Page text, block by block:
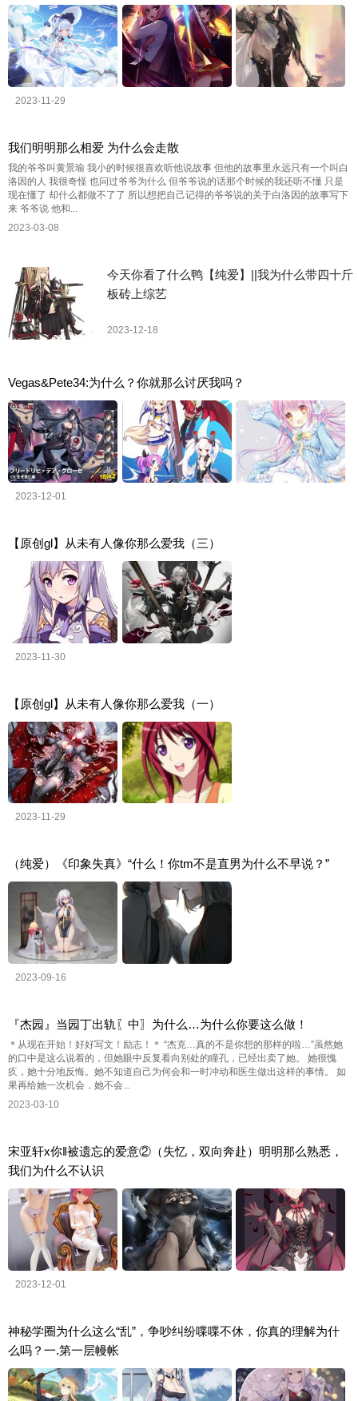
2023-11-29
我们明明那么相爱 为什么会走散
我的爷爷叫黄景瑜 我小的时候很喜欢听他说故事 但他的故事里永远只有一个叫白
洛因的人 我很奇怪 也问过爷爷为什么 但爷爷说的话那个时候的我还听不懂 只是
现在懂了 却什么都做不了了 所以想把自己记得的爷爷说的关于白洛因的故事写下
来 爷爷说 他和...
2023-03-08
今天你看了什么鸭【纯爱】||我为什么带四十斤
板砖上综艺
2023-12-18
Vegas&Pete34:为什么？你就那么讨厌我吗？
2023-12-01
【原创gl】从未有人像你那么爱我（三）
2023-11-30
【原创gl】从未有人像你那么爱我（一）
2023-11-29
（纯爱）《印象失真》“什么！你tm不是直男为什么不早说？”
2023-09-16
『杰园』当园丁出轨〖中〗为什么…为什么你要这么做！
＊从现在开始！好好写文！励志！＊ “杰克…真的不是你想的那样的啦…”虽然她
的口中是这么说着的，但她眼中反复看向别处的瞳孔，已经出卖了她。 她很愧
疚，她十分地反悔。她不知道自己为何会和一时冲动和医生做出这样的事情。 如
果再给她一次机会，她不会...
2023-03-10
宋亚轩x你‖被遗忘的爱意②（失忆，双向奔赴）明明那么熟悉，
我们为什么不认识
2023-12-01
神秘学圈为什么这么“乱”，争吵纠纷喋喋不休，你真的理解为什
么吗？一.第一层幔帐